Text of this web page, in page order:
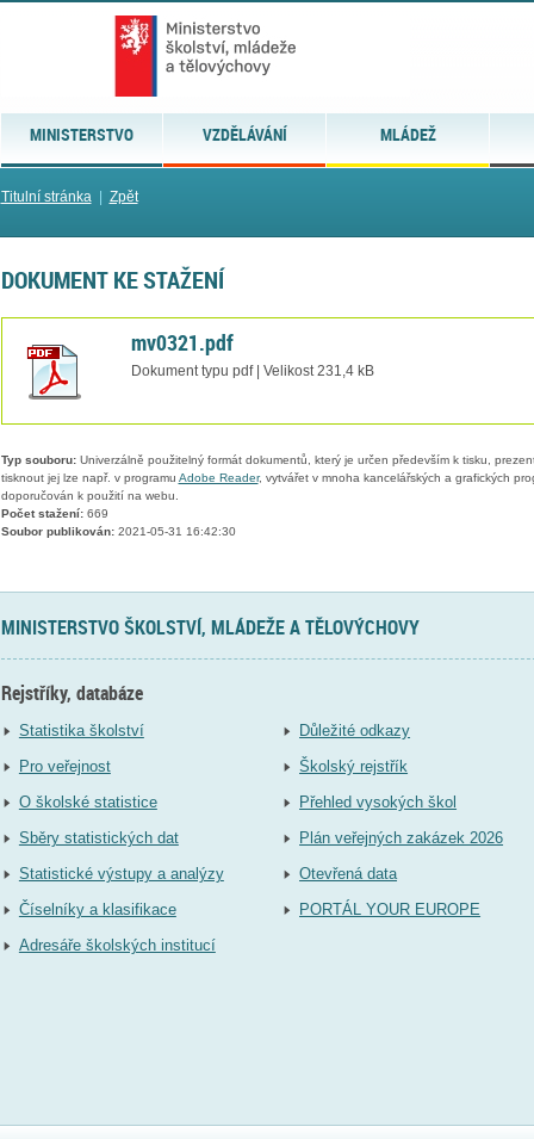
MINISTERSTVO VZDĚLÁVÁNÍ MLÁDEŽ
Titulní stránka| Zpět
DOKUMENT KE STAŽENÍ
mv0321.pdf
Dokument typu pdf | Velikost 231,4 kB
Typ souboru:Univerzálně použitelný formát dokumentů, který je určen především k tisku,
tisknout jej lze např. v programu Adobe Reader, vytvářet v mnoha kancelářských a grafických
doporučován k použití na webu.
Počet stažení:669
Soubor publikován:2021-05-31 16:42:30
MINISTERSTVO ŠKOLSTVÍ, MLÁDEŽE A TĚLOVÝCHOVY
Rejstříky, databáze
Statistika školství
Pro veřejnost
O školské statistice
Sběry statistických dat
Statistické výstupy a analýzy
Číselníky a klasifikace
Adresáře školských institucí
Důležité odkazy
Školský rejstřík
Přehled vysokých škol
Plán veřejných zakázek 2026
Otevřená data
PORTÁL YOUR EUROPE